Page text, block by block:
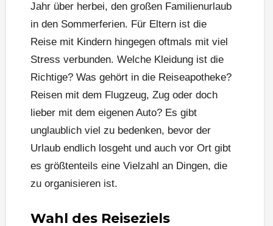
Jahr über herbei, den großen Familienurlaub
in den Sommerferien. Für Eltern ist die
Reise mit Kindern hingegen oftmals mit viel
Stress verbunden. Welche Kleidung ist die
Richtige? Was gehört in die Reiseapotheke?
Reisen mit dem Flugzeug, Zug oder doch
lieber mit dem eigenen Auto? Es gibt
unglaublich viel zu bedenken, bevor der
Urlaub endlich losgeht und auch vor Ort gibt
es größtenteils eine Vielzahl an Dingen, die
zu organisieren ist.
Wahl des Reiseziels